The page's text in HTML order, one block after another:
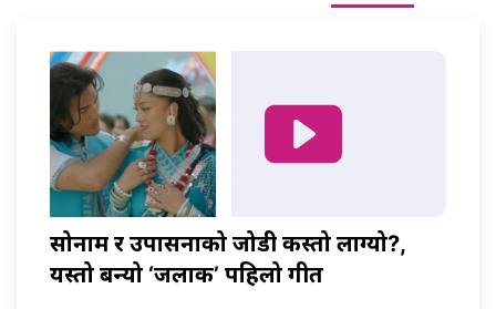
सोनाम र उपासनाको जोडी कस्तो लाग्यो?,
यस्तो बन्यो ‘जलाकी’ पहिलो गीत